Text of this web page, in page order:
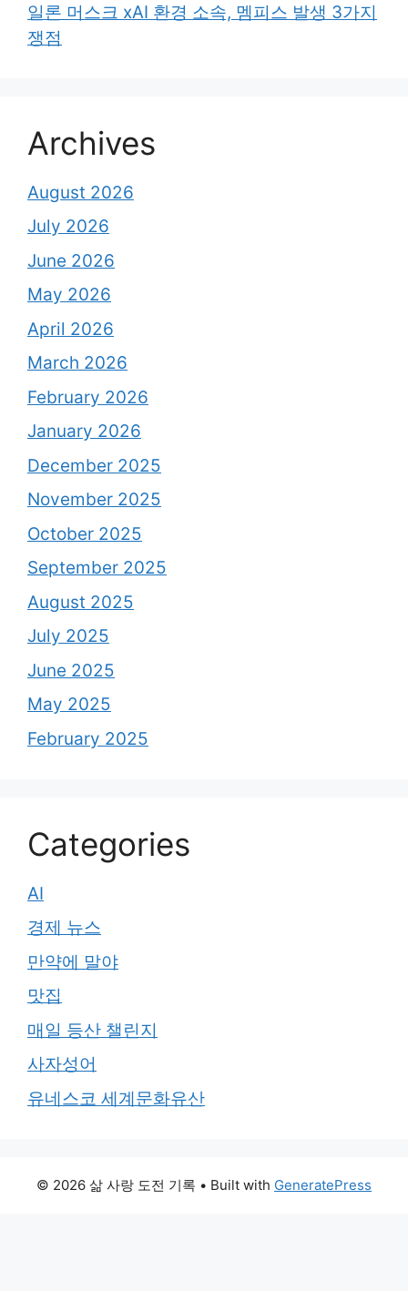
일론 머스크 xAI 환경 소속, 멤피스 발생 3가지
쟁점
Archives
August 2026
July 2026
June 2026
May 2026
April 2026
March 2026
February 2026
January 2026
December 2025
November 2025
October 2025
September 2025
August 2025
July 2025
June 2025
May 2025
February 2025
Categories
AI
경제 뉴스
만약에 말야
맛집
매일 등산 챌린지
사자성어
유네스코 세계문화유산
© 2026 삶 사랑 도전 기록 • Built with GeneratePress